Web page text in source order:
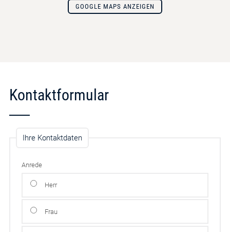
GOOGLE MAPS ANZEIGEN
Kontaktformular
Ihre Kontaktdaten
Anrede
Herr
Frau